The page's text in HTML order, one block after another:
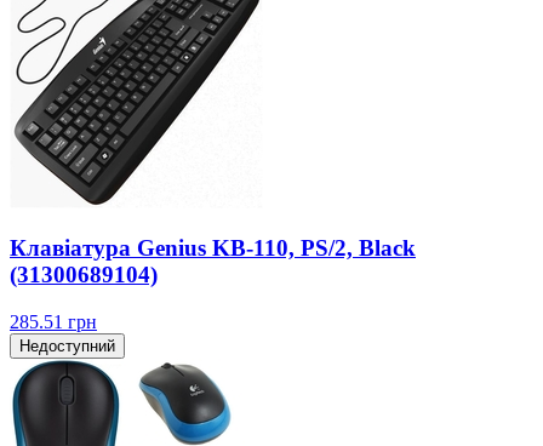
Клавіатура Genius KB-110, PS/2, Black
(31300689104)
285.51 грн
Недоступний